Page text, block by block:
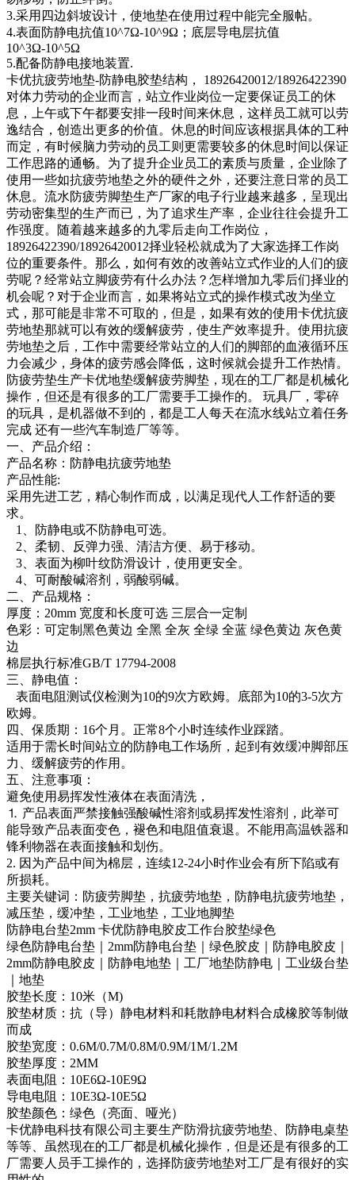
3.采用四边斜坡设计，使地垫在使用过程中能完全服帖。
4.表面防静电抗值10^7Ω-10^9Ω；底层导电层抗值
10^3Ω-10^5Ω
5.配备防静电接地装置.
卡优抗疲劳地垫-防静电胶垫结构， 18926420012/18926422390
对体力劳动的企业而言，站立作业岗位一定要保证员工的休
息，上午或下午都要安排一段时间来休息，这样员工就可以劳
逸结合，创造出更多的价值。休息的时间应该根据具体的工种
而定，有时候脑力劳动的员工则更需要较多的休息时间以保证
工作思路的通畅。为了提升企业员工的素质与质量，企业除了
使用一些如抗疲劳地垫之外的硬件之外，还要注意日常的员工
休息。流水防疲劳脚垫生产厂家的电子行业越来越多，呈现出
劳动密集型的生产而已，为了追求生产率，企业往往会提升工
作强度。随着越来越多的九零后走向工作岗位，
18926422390/18926420012择业轻松就成为了大家选择工作岗
位的重要条件。那么，如何有效的改善站立式作业的人们的疲
劳呢？经常站立脚疲劳有什么办法？怎样增加九零后们择业的
机会呢？对于企业而言，如果将站立式的操作模式改为坐立
式，那可能是非常不可取的，但是，如果有效的使用卡优抗疲
劳地垫那就可以有效的缓解疲劳，使生产效率提升。使用抗疲
劳地垫之后，工作中需要经常站立的人们的脚部的血液循环压
力会减少，身体的疲劳感会降低，这时候就会提升工作热情。
防疲劳垫生产卡优地垫缓解疲劳脚垫，现在的工厂都是机械化
操作，但还是有很多的工厂需要手工操作的。 玩具厂，零碎
的玩具，是机器做不到的，都是工人每天在流水线站立着任务
完成 还有一些汽车制造厂等等。
一、产品介绍：
产品名称：防静电抗疲劳地垫
产品性能:
采用先进工艺，精心制作而成，以满足现代人工作舒适的要
求。
1、防静电或不防静电可选。
2、柔韧、反弹力强、清洁方便、易于移动。
3、表面为柳叶纹防滑设计，使用更安全。
4、可耐酸碱溶剂，弱酸弱碱。
二、产品规格：
厚度：20mm 宽度和长度可选 三层合一定制
色彩：可定制黑色黄边 全黑 全灰 全绿 全蓝 绿色黄边 灰色黄
边
棉层执行标准GB/T 17794-2008
三、静电值：
表面电阻测试仪检测为10的9次方欧姆。底部为10的3-5次方
欧姆。
四、保质期：16个月。正常8个小时连续作业踩踏。
适用于需长时间站立的防静电工作场所，起到有效缓冲脚部压
力、缓解疲劳的作用。
五、注意事项：
避免使用易挥发性液体在表面清洗，
⒈ 产品表面严禁接触强酸碱性溶剂或易挥发性溶剂，此举可
能导致产品表面变色，褪色和电阻值衰退。不能用高温铁器和
锋利物器在表面接触和划伤。
2. 因为产品中间为棉层，连续12-24小时作业会有所下陷或有
所损耗。
主要关键词：防疲劳脚垫，抗疲劳地垫，防静电抗疲劳地垫，
减压垫，缓冲垫，工业地垫，工业地脚垫
防静电台垫2mm 卡优防静电胶皮工作台胶垫绿色
绿色防静电台垫｜2mm防静电台垫｜绿色胶皮｜防静电胶皮｜
2mm防静电胶皮｜防静电地垫｜工厂地垫防静电｜工业级台垫
｜地垫
胶垫长度：10米（M)
胶垫材质：抗（导）静电材料和耗散静电材料合成橡胶等制做
而成
胶垫宽度：0.6M/0.7M/0.8M/0.9M/1M/1.2M
胶垫厚度：2MM
表面电阻：10E6Ω-10E9Ω
导电电阻：10E3Ω-10E5Ω
胶垫颜色：绿色（亮面、哑光）
卡优静电科技有限公司主要生产防滑抗疲劳地垫、防静电桌垫
等等、虽然现在的工厂都是机械化操作，但是还是有很多的工
厂需要人员手工操作的，选择防疲劳地垫对工厂是有很好的实